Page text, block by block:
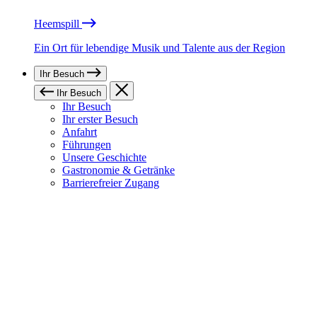
Heemspill
Ein Ort für lebendige Musik und Talente aus der Region
Ihr Besuch
Ihr Besuch
Ihr Besuch
Ihr erster Besuch
Anfahrt
Führungen
Unsere Geschichte
Gastronomie & Getränke
Barrierefreier Zugang